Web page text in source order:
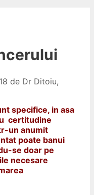
de Dr Ditoiu,
specifice, in asa
certitudine
un anumit
poate banui
se doar pe
necesare